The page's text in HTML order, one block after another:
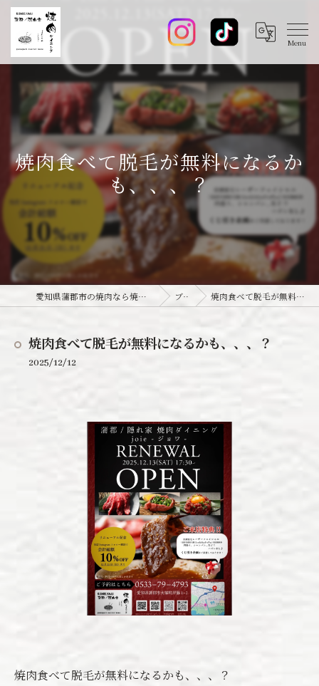
焼肉食べて脱毛が無料になるか
も、、、？
愛知県蒲郡市の焼肉なら焼肉ダイニング joie-ジョワ- ブログ 焼肉食べて脱毛が無料になるかも、、、？
焼肉食べて脱毛が無料になるかも、、、？
2025/12/12
焼肉食べて脱毛が無料になるかも、、、？